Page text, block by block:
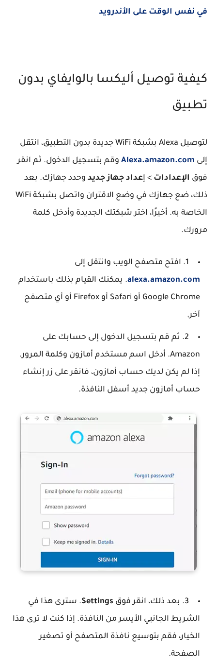
في نفس الوقت على الأندرويد
كيفية توصيل أليكسا بالوايفاي بدون
تطبيق
لتوصيل Alexa بشبكة WiFi جديدة بدون التطبيق، انتقل
إلى Alexa.amazon.com وقم بتسجيل الدخول. ثم انقر
فوق الإعدادات > إعداد جهاز جديد وحدد جهازك. بعد
ذلك، ضع جهازك في وضع الاقتران واتصل بشبكة WiFi
الخاصة به. أخيرًا، اختر شبكتك الجديدة وأدخل كلمة
مرورك.
1. افتح متصفح الويب وانتقل إلى
alexa.amazon.com. يمكنك القيام بذلك باستخدام
Google Chrome أو Safari أو Firefox أو أي متصفح
آخر.
2. ثم قم بتسجيل الدخول إلى حسابك على
Amazon. أدخل اسم مستخدم أمازون وكلمة المرور.
إذا لم يكن لديك حساب أمازون، فانقر على زر إنشاء
حساب أمازون جديد أسفل النافذة.
3. بعد ذلك، انقر فوق Settings. سترى هذا في
الشريط الجانبي الأيسر من النافذة. إذا كنت لا ترى هذا
الخيار، فقم بتوسيع نافذة المتصفح أو تصغير
الصفحة.